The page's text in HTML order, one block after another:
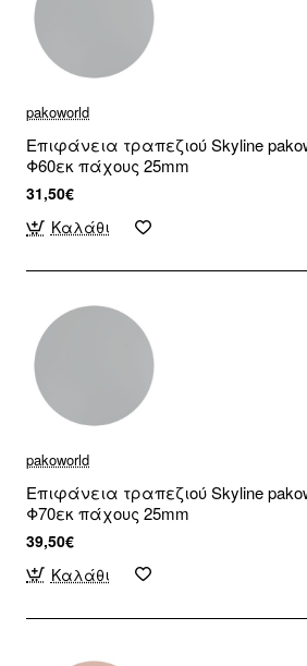
pakoworld
Επιφάνεια τραπεζιού Skyline
Φ60εκ πάχους 25mm
31,50€
Καλάθι
pakoworld
Επιφάνεια τραπεζιού Skyline
Φ70εκ πάχους 25mm
39,50€
Καλάθι